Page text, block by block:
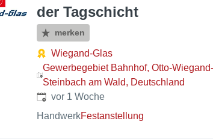
der Tagschicht
merken
Wiegand-Glas
Gewerbegebiet Bahnhof, Otto-
Steinbach am Wald, Deutschland
Veröffentlicht:
vor 1 Woche
HandwerkFestanstellung